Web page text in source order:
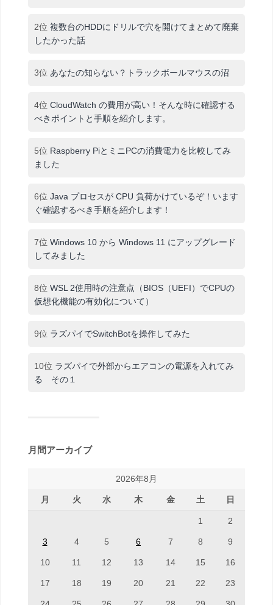
2位 複数台のHDDにドリルで穴を開けてまとめて廃棄
したかった話
3位 あなたの知らない？トラックボールマウスの沼
4位 CloudWatch の費用が高い！そんな時に確認する
べきポイントと手順を紹介します。
5位 Raspberry PiとミニPCの消費電力を比較してみ
ました
6位 Java プロセスが CPU 負荷かけているぞ！います
ぐ確認するべき手順を紹介します！
7位 Windows 10 から Windows 11 にアップグレード
してみました
8位 WSL 2使用時の注意点（BIOS（UEFI）でCPUの
仮想化機能の有効化について）
9位 ラズパイでSwitchBotを操作してみた
10位 ラズパイで外部からエアコンの電源を入れてみ
る その１
月間アーカイブ
2026年8月
月 火 水 木 金 土 日
1 2
3 4 5 6 7 8 9
10 11 12 13 14 15 16
17 18 19 20 21 22 23